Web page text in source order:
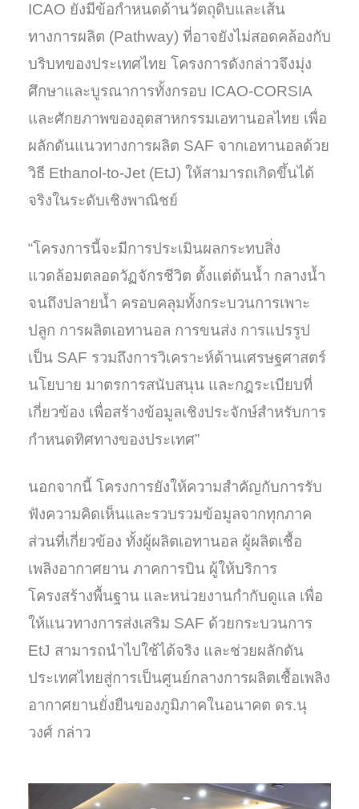
ICAO ยังมีข้อกำหนดด้านวัตถุดิบและเส้น
ทางการผลิต (Pathway) ที่อาจยังไม่สอดคล้องกับ
บริบทของประเทศไทย โครงการดังกล่าวจึงมุ่ง
ศึกษาและบูรณาการทั้งกรอบ ICAO-CORSIA
และศักยภาพของอุตสาหกรรมเอทานอลไทย เพื่อ
ผลักดันแนวทางการผลิต SAF จากเอทานอลด้วย
วิธี Ethanol-to-Jet (EtJ) ให้สามารถเกิดขึ้นได้
จริงในระดับเชิงพาณิชย์
“โครงการนี้จะมีการประเมินผลกระทบสิ่ง
แวดล้อมตลอดวัฏจักรชีวิต ตั้งแต่ต้นน้ำ กลางน้ำ
จนถึงปลายน้ำ ครอบคลุมทั้งกระบวนการเพาะ
ปลูก การผลิตเอทานอล การขนส่ง การแปรรูป
เป็น SAF รวมถึงการวิเคราะห์ด้านเศรษฐศาสตร์
นโยบาย มาตรการสนับสนุน และกฎระเบียบที่
เกี่ยวข้อง เพื่อสร้างข้อมูลเชิงประจักษ์สำหรับการ
กำหนดทิศทางของประเทศ”
นอกจากนี้ โครงการยังให้ความสำคัญกับการรับ
ฟังความคิดเห็นและรวบรวมข้อมูลจากทุกภาค
ส่วนที่เกี่ยวข้อง ทั้งผู้ผลิตเอทานอล ผู้ผลิตเชื้อ
เพลิงอากาศยาน ภาคการบิน ผู้ให้บริการ
โครงสร้างพื้นฐาน และหน่วยงานกำกับดูแล เพื่อ
ให้แนวทางการส่งเสริม SAF ด้วยกระบวนการ
EtJ สามารถนำไปใช้ได้จริง และช่วยผลักดัน
ประเทศไทยสู่การเป็นศูนย์กลางการผลิตเชื้อเพลิง
อากาศยานยั่งยืนของภูมิภาคในอนาคต ดร.นุ
วงศ์ กล่าว